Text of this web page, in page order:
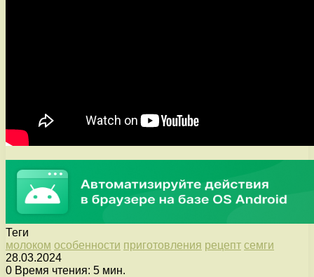
Теги
молоком особенности приготовления рецепт семги
28.03.2024
0 Время чтения: 5 мин.